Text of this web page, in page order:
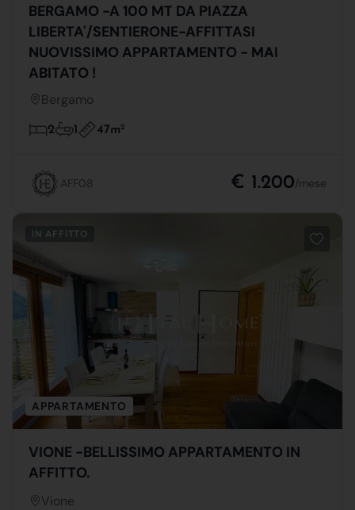
BERGAMO -A 100 MT DA PIAZZA
LIBERTA'/SENTIERONE-AFFITTASI
NUOVISSIMO APPARTAMENTO - MAI
ABITATO !
Bergamo
2 1 47m2
AFF08 € 1.200/mese
IN AFFITTO
APPARTAMENTO
VIONE -BELLISSIMO APPARTAMENTO IN
AFFITTO.
Vione